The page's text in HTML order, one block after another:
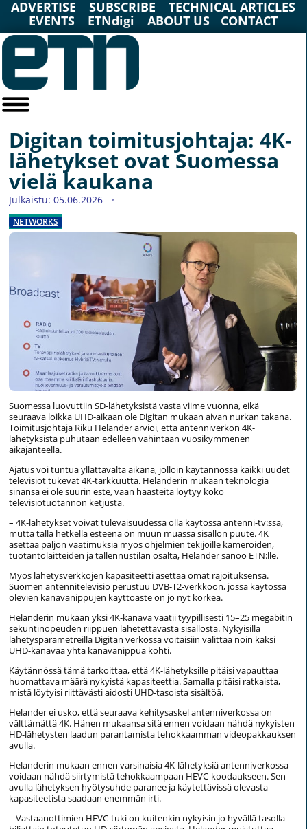
ADVERTISE SUBSCRIBE
TECHNICAL ARTICLES
EVENTS
ETNdigi ABOUT US CONTACT
Digitan toimitusjohtaja: 4K-
lähetykset ovat Suomessa
vielä kaukana
Julkaistu: 05.06.2026
NETWORKS
Suomessa luovuttiin SD-lähetyksistä vasta viime vuonna, eikä
seuraava loikka UHD-aikaan ole Digitan mukaan aivan nurkan takana.
Toimitusjohtaja Riku Helander arvioi, että antenniverkon 4K-
lähetyksistä puhutaan edelleen vähintään vuosikymmenen
aikajänteellä.
Ajatus voi tuntua yllättävältä aikana, jolloin käytännössä kaikki uudet
televisiot tukevat 4K-tarkkuutta. Helanderin mukaan teknologia
sinänsä ei ole suurin este, vaan haasteita löytyy koko
televisiotuotannon ketjusta.
– 4K-lähetykset voivat tulevaisuudessa olla käytössä antenni-tv:ssä,
mutta tällä hetkellä esteenä on muun muassa sisällön puute. 4K
asettaa paljon vaatimuksia myös ohjelmien tekijöille kameroiden,
tuotantolaitteiden ja tallennustilan osalta, Helander sanoo ETN:lle.
Myös lähetysverkkojen kapasiteetti asettaa omat rajoituksensa.
Suomen antennitelevisio perustuu DVB-T2-verkkoon, jossa käytössä
olevien kanavanippujen käyttöaste on jo nyt korkea.
Helanderin mukaan yksi 4K-kanava vaatii tyypillisesti 15–25 megabitin
sekuntinopeuden riippuen lähetettävästä sisällöstä. Nykyisillä
lähetysparametreilla Digitan verkossa voitaisiin välittää noin kaksi
UHD-kanavaa yhtä kanavanippua kohti.
Käytännössä tämä tarkoittaa, että 4K-lähetyksille pitäisi vapauttaa
huomattava määrä nykyistä kapasiteettia. Samalla pitäisi ratkaista,
mistä löytyisi riittävästi aidosti UHD-tasoista sisältöä.
Helander ei usko, että seuraava kehitysaskel antenniverkossa on
välttämättä 4K. Hänen mukaansa sitä ennen voidaan nähdä nykyisten
HD-lähetysten laadun parantamista tehokkaamman videopakkauksen
avulla.
Helanderin mukaan ennen varsinaisia 4K-lähetyksiä antenniverkossa
voidaan nähdä siirtymistä tehokkaampaan HEVC-koodaukseen. Sen
avulla lähetyksen hyötysuhde paranee ja käytettävissä olevasta
kapasiteetista saadaan enemmän irti.
– Vastaanottimien HEVC-tuki on kuitenkin nykyisin jo hyvällä tasolla